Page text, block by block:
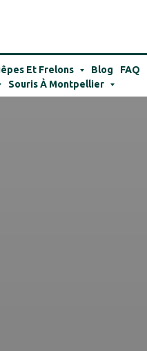
Et Frelons Blog FAQ
Souris À Montpellier